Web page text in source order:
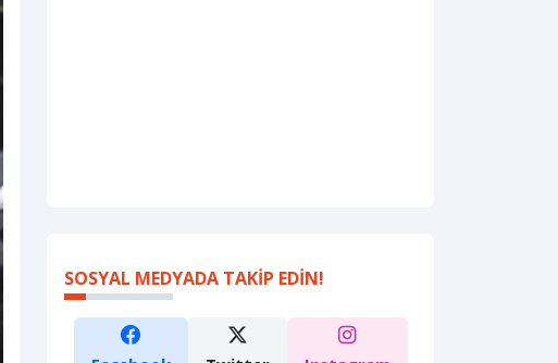
SOSYAL MEDYADA TAKIP EDIN!